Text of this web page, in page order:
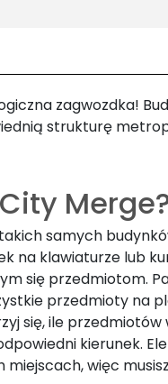
zagwozdka!
strukturę
samych
na klawiaturze lub
się przedmiotom.
przedmioty na
się, ile
kierunek.
więc